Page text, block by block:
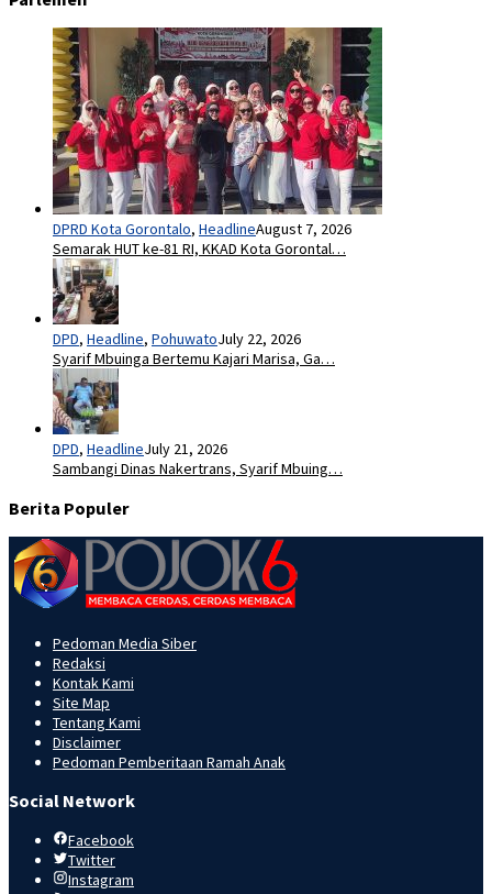
DPRD Kota Gorontalo, HeadlineAugust 7, 2026
Semarak HUT ke-81 RI, KKAD Kota Gorontal…
DPD, Headline, PohuwatoJuly 22, 2026
Syarif Mbuinga Bertemu Kajari Marisa, Ga…
DPD, HeadlineJuly 21, 2026
Sambangi Dinas Nakertrans, Syarif Mbuing…
Berita Populer
Pedoman Media Siber
Redaksi
Kontak Kami
Site Map
Tentang Kami
Disclaimer
Pedoman Pemberitaan Ramah Anak
Social Network
Facebook
Twitter
Instagram